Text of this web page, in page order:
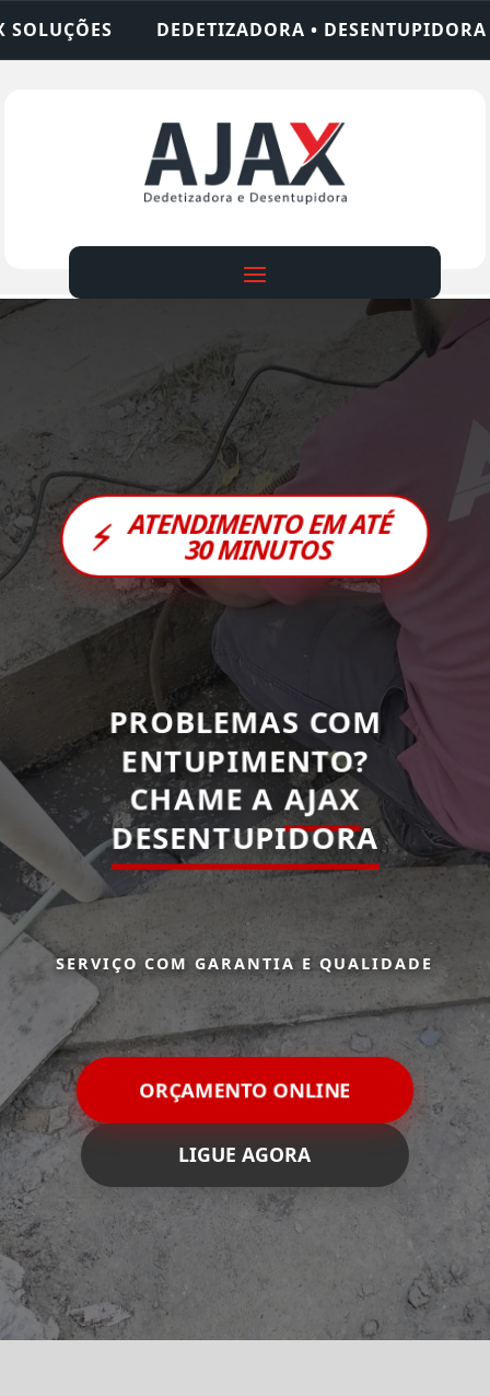
• DESENTUPIDORA • LIMPEZA DE FOSSA •
⚡ ATENDIMENTO EM ATÉ
30 MINUTOS
PROBLEMAS COM
ENTUPIMENTO?
CHAME A AJAX
DESENTUPIDORA
SERVIÇO COM GARANTIA E QUALIDADE
ORÇAMENTO ONLINE
LIGUE AGORA